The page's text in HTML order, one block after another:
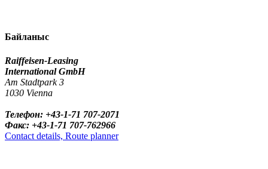
Байланыс
Raiffeisen-Leasing
International GmbH
Am Stadtpark 3
1030 Vienna
Телефон: +43-1-71 707-2071
Факс: +43-1-71 707-762966
Contact details, Route planner